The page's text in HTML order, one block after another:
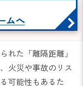
ムへ
れた「離隔距離」
火災や事故のリス
可能性もあるた